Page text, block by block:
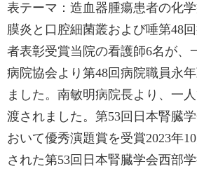
表テーマ：造血器腫瘍患者の化
膜炎と口腔細菌叢および唾第48
者表彰受賞当院の看護師6名が、
病院協会より第48回病院職員永
ました。南敏明病院長より、一
渡されました。第53回日本腎臓
おいて優秀演題賞を受賞2023年
された第53回日本腎臓学会西部